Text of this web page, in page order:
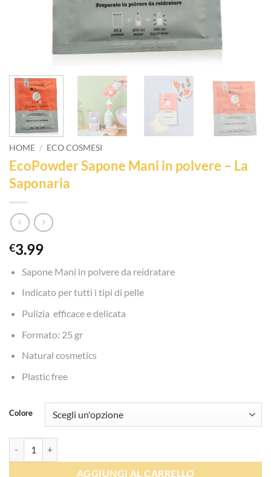
HOME / ECO COSMESI
EcoPowder Sapone Mani in polvere – La
Saponaria
€3.99
Sapone Mani in polvere da reidratare
Indicato per tutti i tipi di pelle
Pulizia efficace e delicata
Formato: 25 gr
Natural cosmetics
Plastic free
Colore
AGGIUNGI AL CARRELLO